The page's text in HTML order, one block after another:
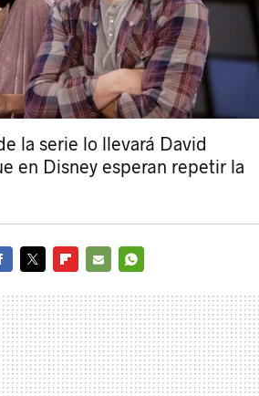
la serie lo llevará David
en Disney esperan repetir la
MAIL